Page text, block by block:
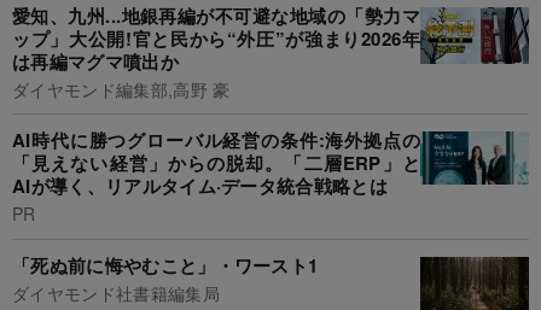
愛知、九州...地銀再編が不可避な地域の「勢力マ
ップ」大公開!官と民から“外圧”が強まり2026年
は再編マグマ噴出か
ダイヤモンド編集部,高野 豪
AI時代に勝つグローバル経営の条件:海外拠点の
「見えない経営」からの脱却。「二層ERP」と
AIが導く、リアルタイム·データ統合戦略とは
PR
「死ぬ前に悔やむこと」・ワースト1
ダイヤモンド社書籍編集局